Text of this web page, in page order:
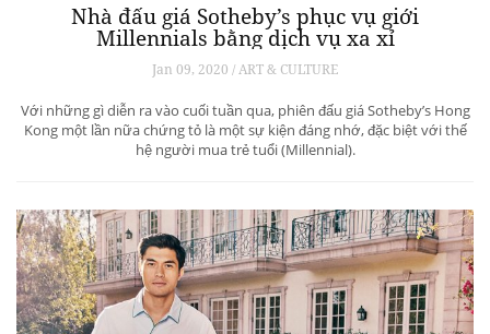
Nhà đấu giá Sotheby’s phục vụ giới
Millennials bằng dịch vụ xa xỉ
Jan 09, 2020 / ART & CULTURE
Với những gì diễn ra vào cuối tuần qua, phiên đấu giá Sotheby’s Hong
Kong một lần nữa chứng tỏ là một sự kiện đáng nhớ, đặc biệt với thế
hệ người mua trẻ tuổi (Millennial).